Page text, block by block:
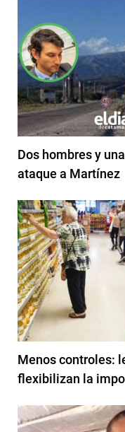
Dos hombres y
ataque a Martínez
Menos controles:
flexibilizan la